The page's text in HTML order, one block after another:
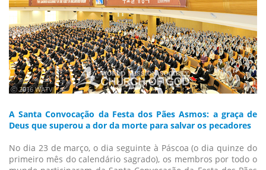
ⓒ 2016 WATV
A Santa Convocação da Festa dos Pães Asmos: a graça de
Deus que superou a dor da morte para salvar os pecadores
No dia 23 de março, o dia seguinte à Páscoa (o dia quinze do
primeiro mês do calendário sagrado), os membros por todo o